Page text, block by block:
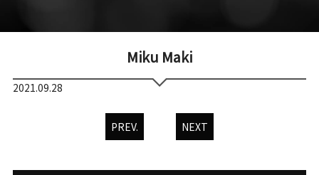
Miku Maki
2021.09.28
PREV. NEXT